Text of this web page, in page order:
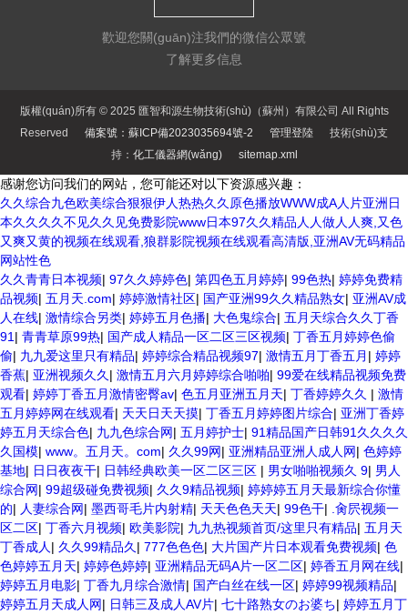
歡迎您關(guān)注我們的微信公眾號
了解更多信息
版權(quán)所有 © 2025 匯智和源生物技術(shù)（蘇州）有限公司 All Rights
Reserved 備案號：蘇ICP備2023035694號-2 管理登陸 技術(shù)支
持： 化工儀器網(wǎng) sitemap.xml
感谢您访问我们的网站，您可能还对以下资源感兴趣：
久久综合九色欧美综合狠狠伊人热热久久原色播放WWW成A人片亚洲日
本久久久久不见久久见免费影院www日本97久久精品人人做人人爽,又色
又爽又黄的视频在线观看,狼群影院视频在线观看高清版,亚洲AV无码精品
网站性色
久久青青日本视频| 97久久婷婷色| 第四色五月婷婷| 99色热| 婷婷免费精
品视频| 五月天.com| 婷婷激情社区| 国产亚洲99久久精品熟女| 亚洲AV成
人在线| 激情综合另类| 婷婷五月色播| 大色鬼综合| 五月天综合久久丁香
91 | 青青草原99热| 国产成人精品一区二区三区视频| 丁香五月婷婷色偷
偷| 九九爱这里只有精品| 婷婷综合精品视频97| 激情五月丁香五月 | 婷婷
香蕉| 亚洲视频久久 | 激情五月六月婷婷综合啪啪| 99爱在线精品视频免费
观看| 婷婷丁香五月激情密臀av| 色五月亚洲五月天| 丁香婷婷久久 | 激情
五月婷婷网在线观看| 天天日天天摸| 丁香五月婷婷图片综合| 亚洲丁香婷
婷五月天综合色| 九九色综合网| 五月婷护士| 91精品国产日韩91久久久久
久国模| www。五月天。com| 久久99网| 亚洲精品亚洲人成人网| 色婷婷
基地| 日日夜夜干| 日韩经典欧美一区二区三区 | 男女啪啪视频久 9| 男人
综合网| 99超级碰免费视频| 久久9精品视频| 婷婷婷五月天最新综合你懂
的| 人妻综合网| 墨西哥毛片内射精| 天天色色天天| 99色干| .肏屄视频一
区二区| 丁香六月视频| 欧美影院| 九九热视频首页/这里只有精品| 五月天
丁香成人 | 久久99精品久 | 777色色色| 大片国产片日本观看免费视频| 色
色婷婷五月天| 婷婷色婷婷| 亚洲精品无码A片一区二区| 婷香五月网在线|
婷婷五月电影| 丁香九月综合激情| 国产白丝在线一区| 婷婷99视频精品|
婷婷五月天成人网| 日韩三及成人AV片| 七十路熟女のお婆ち| 婷婷五月丁